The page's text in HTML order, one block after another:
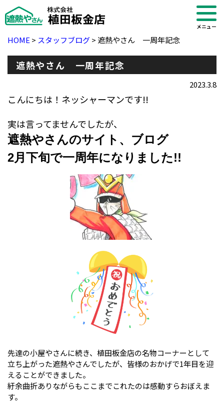
・ブログ
メニュー
HOME > スタッフブログ> 遮熱やさん 一周年記念
遮熱やさん 一周年記念
2023.3.8
こんにちは！ネッシャーマンです!!
実は言ってませんでしたが、
遮熱やさんのサイト、ブログ
2月下旬で一周年になりました!!
先達の小屋やさんに続き、植田板金店の名物コーナーとして
立ち上がった遮熱やさんでしたが、皆様のおかげで1年目を迎
えることができました。
紆余曲折ありながらもここまでこれたのは感動すらおぼえま
す。